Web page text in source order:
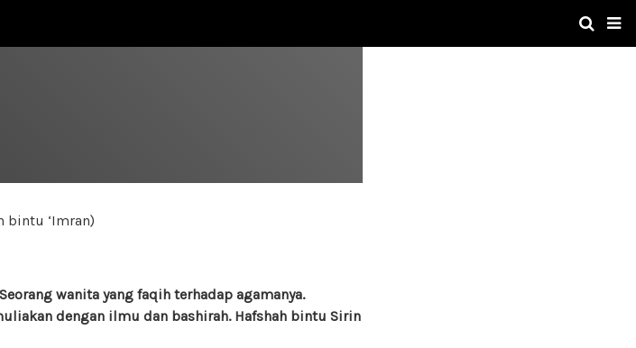
bintu ‘Imran)
wanita yang faqih terhadap agamanya.
dengan ilmu dan bashirah. Hafshah bintu Sirin